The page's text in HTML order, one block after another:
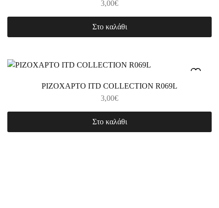
3,00€
Στο καλάθι
ΡΙΖΟΧΑΡΤΟ ITD COLLECTION R069L
3,00€
Στο καλάθι